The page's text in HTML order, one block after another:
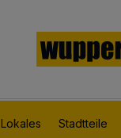
Lokales Stadtteile